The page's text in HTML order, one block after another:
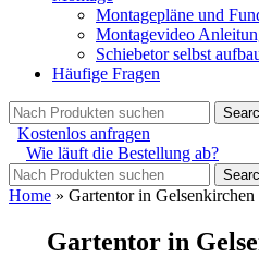
Montagepläne und
Montagevideo
Schiebetor selbst
Häufige Fragen
Kostenlos anfragen
Wie läuft die Bestellung ab?
Home » Gartentor in Gelsenkirchen
Gartentor in